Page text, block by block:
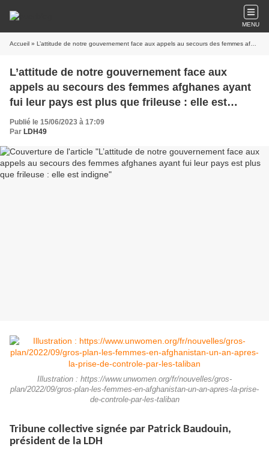
MENU
Accueil » L’attitude de notre gouvernement face aux appels au secours des femmes afghanes ayant fui leur pays est plus que frileuse : elle est indigne
L’attitude de notre gouvernement face aux
appels au secours des femmes afghanes ayant
fui leur pays est plus que frileuse : elle est
indigne
Publié le 15/06/2023 à 17:09
Par LDH49
Illustration : https://www.unwomen.org/fr/nouvelles/gros-
plan/2022/09/gros-plan-les-femmes-en-afghanistan-un-an-apres-la-prise-
de-controle-par-les-taliban
Tribune collective signée par Patrick Baudouin,
président de la LDH